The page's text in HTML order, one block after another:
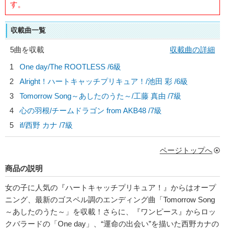
す。
収載曲一覧
5曲を収載
収載曲の詳細
1
One day/The ROOTLESS /6級
2
Alright！ハートキャッチプリキュア！/池田 彩 /6級
3
Tomorrow Song～あしたのうた～/工藤 真由 /7級
4
心の羽根/チームドラゴン from AKB48 /7級
5
if/西野 カナ /7級
ページトップへ
商品の説明
女の子に人気の『ハートキャッチプリキュア！』からはオープ
ニング、最新のゴスペル調のエンディング曲「Tomorrow Song
～あしたのうた～」を収載！さらに、『ワンピース』からロッ
クバラードの「One day」、“運命の出会い”を描いた西野カナの